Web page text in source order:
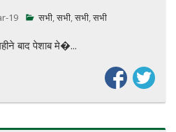
19 सभी,सभी,सभी,सभी
बाद पेशाब मे�...